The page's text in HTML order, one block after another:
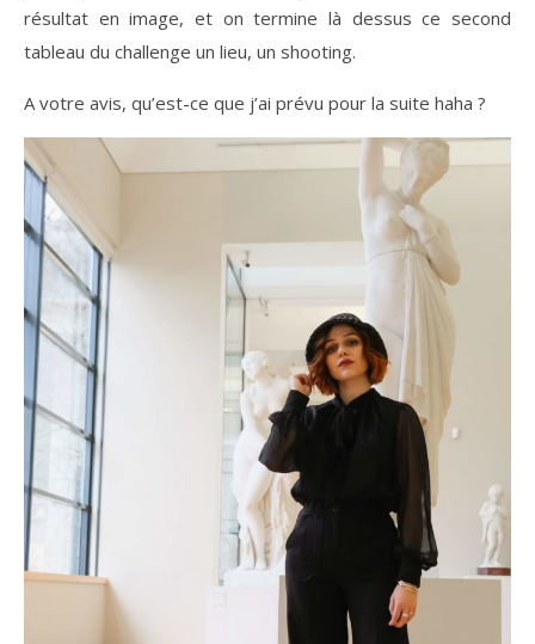
résultat en image, et on termine là dessus ce second
tableau du challenge un lieu, un shooting.
A votre avis, qu’est-ce que j’ai prévu pour la suite haha ?